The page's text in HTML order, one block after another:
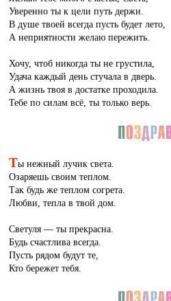
Уверенно ты к цели путь держи.
В душе твоей всегда пусть будет лето,
А неприятности желаю пережить.
Хочу, чтоб никогда ты не грустила,
Удача каждый день стучала в дверь.
А жизнь твоя в достатке проходила.
Тебе по силам всё, ты только верь.
Ты нежный лучик света.
Озаряешь своим теплом.
Так будь же теплом согрета.
Любви, тепла в твой дом.
Светуля — ты прекрасна.
Будь счастлива всегда.
Пусть рядом будут те,
Кто бережет тебя.